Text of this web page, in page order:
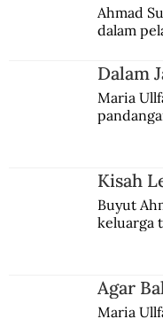
Ahmad
dalam
Jules
Dalam
Maria
Kisah
Buyut
keluarga
Agar
Maria